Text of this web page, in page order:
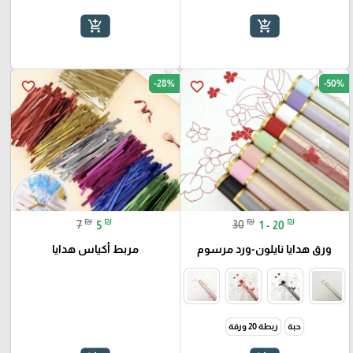
add_shopping_cart
add_shopping_cart
favorite_border -50%
30 ₪ 1 - 20 ₪
ورق هدايا نايلون-ورد مرسوم
حبة ربطة 20 ورقة
favorite_border -28%
7 ₪ 5 ₪
مربط أكياس هدايا